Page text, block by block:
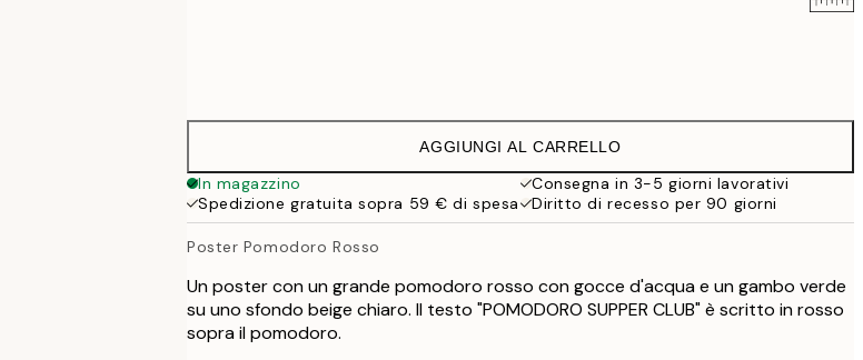
19,95 €
32,45 €
AGGIUNGI AL CARRELLO
In magazzino
Consegna in 3-5 giorni lavorativi
Spedizione gratuita sopra 59 € di spesa
Diritto di recesso per 90 giorni
Poster Pomodoro Rosso
Un poster con un grande pomodoro rosso con gocce d'acqua e un gambo verde
su uno sfondo beige chiaro. Il testo "POMODORO SUPPER CLUB" è scritto in rosso
sopra il pomodoro.